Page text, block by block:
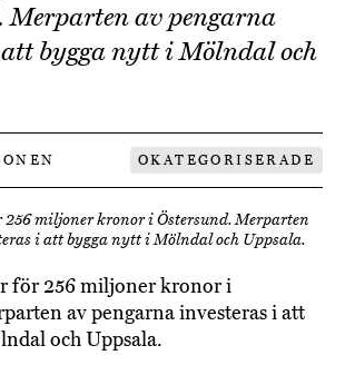
Merparten av pengarna
bygga nytt i Mölndal och
OKATEGORISERADE
256 miljoner kronor i Östersund. Merparten
i att bygga nytt i Mölndal och Uppsala.
för 256 miljoner kronor i
av pengarna investeras i att
och Uppsala.